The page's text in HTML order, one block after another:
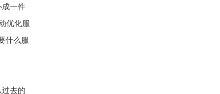
成一件
优化服
什么服
去的